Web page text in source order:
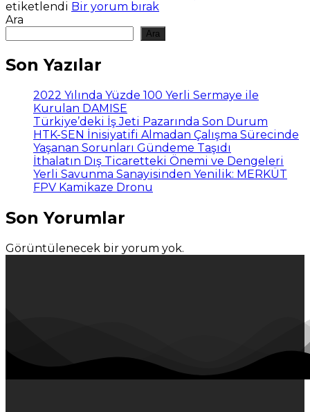
etiketlendi Bir yorum bırak
Ara
Ara
Son Yazılar
2022 Yılında Yüzde 100 Yerli Sermaye ile
Kurulan DAMISE
Türkiye’deki İş Jeti Pazarında Son Durum
HTK-SEN İnisiyatifi Almadan Çalışma Sürecinde
Yaşanan Sorunları Gündeme Taşıdı
İthalatın Dış Ticaretteki Önemi ve Dengeleri
Yerli Savunma Sanayisinden Yenilik: MERKÜT
FPV Kamikaze Dronu
Son Yorumlar
Görüntülenecek bir yorum yok.